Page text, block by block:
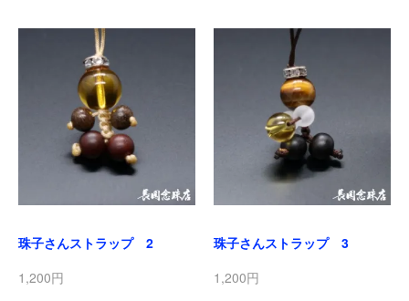
珠子さんストラップ 2
1,200円
珠子さんストラップ 3
1,200円